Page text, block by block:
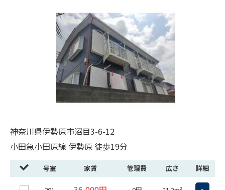
神奈川県伊勢原市沼目3-6-12
小田急小田原線 伊勢原 徒歩19分
号室 家賃 管理費 広さ 詳細